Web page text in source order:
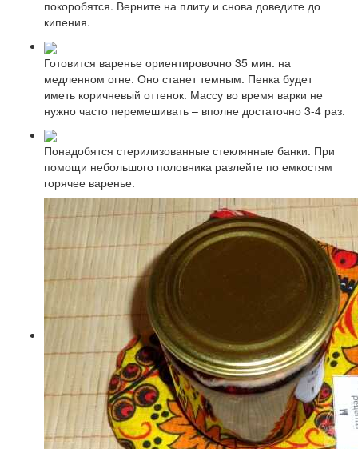
покоробятся. Верните на плиту и снова доведите до
кипения.
Готовится варенье ориентировочно 35 мин. на
медленном огне. Оно станет темным. Пенка будет
иметь коричневый оттенок. Массу во время варки не
нужно часто перемешивать – вполне достаточно 3-4 раз.
Понадобятся стерилизованные стеклянные банки. При
помощи небольшого половника разлейте по емкостям
горячее варенье.